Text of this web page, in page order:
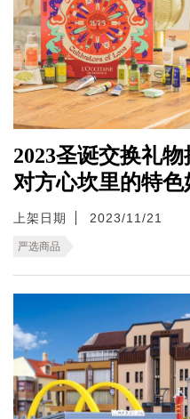
2023圣诞交换礼
对方心坎里的特色
上架日期 2023/11/21
严选商品